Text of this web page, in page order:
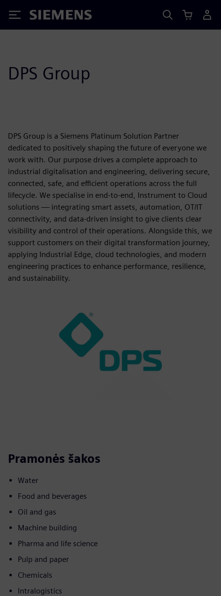
Siemens
DPS Group
DPS Group is a Siemens Platinum Solution Partner
dedicated to positively shaping the future of everyone we
work with. Our purpose drives a complete approach to
industrial digitalisation and engineering, delivering secure,
connected, safe, and efficient operations across the full
lifecycle. We specialise in end-to-end, Instrument to Cloud
solutions — integrating smart assets, automation, OT/IT
connectivity, and data-driven insight to give clients clear
visibility and control of their operations. Alongside this, we
support customers on their digital transformation journey,
applying Industrial Edge, cloud technologies, and modern
engineering practices to enhance performance, resilience,
and sustainability.
Pramonės šakos
Water
Food and beverages
Oil and gas
Machine building
Pharma and life science
Pulp and paper
Chemicals
Intralogistics